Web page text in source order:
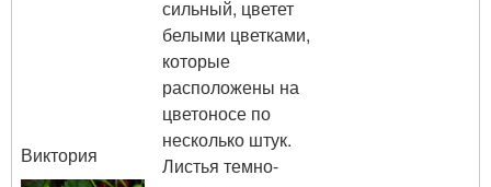
Виктория
сильный, цветет
белыми цветками,
которые
расположены на
цветоносе по
несколько штук.
Листья темно-